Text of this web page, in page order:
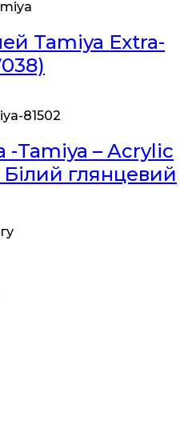
Tamiya Extra-
-Tamiya – Acrylic
глянцевий